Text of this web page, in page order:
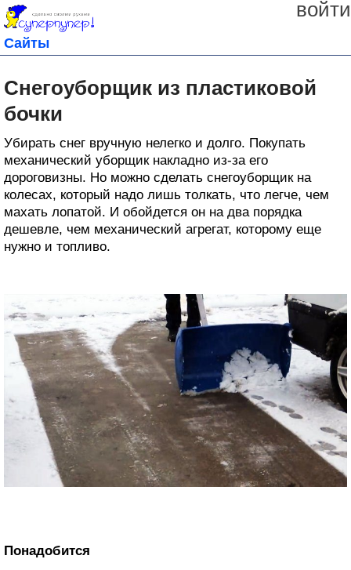
войти
Сайты
Снегоуборщик из пластиковой
бочки
Убирать снег вручную нелегко и долго. Покупать
механический уборщик накладно из-за его
дороговизны. Но можно сделать снегоуборщик на
колесах, который надо лишь толкать, что легче, чем
махать лопатой. И обойдется он на два порядка
дешевле, чем механический агрегат, которому еще
нужно и топливо.
Понадобится